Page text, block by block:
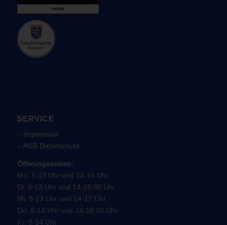
SERVICE
– Impressum
–AGB Datenschutz
Öffnungszeiten:
Mo: 8-13 Uhr und 14-16 Uhr
Di: 8-13 Uhr und 14-18:30 Uhr
Mi: 8-13 Uhr und 14-17 Uhr
Do: 8-13 Uhr und 14-18:30 Uhr
Fr: 8-14 Uhr